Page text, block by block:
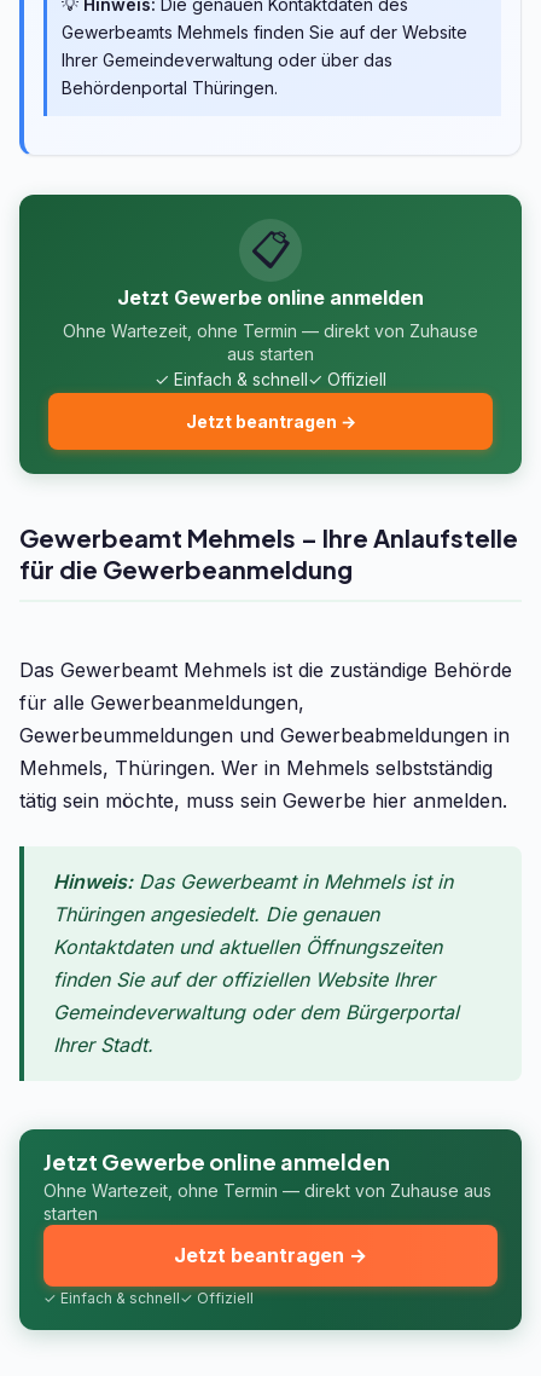
💡 Hinweis: Die genauen Kontaktdaten des
Gewerbeamts Mehmels finden Sie auf der Website
Ihrer Gemeindeverwaltung oder über das
Behördenportal Thüringen.
📋
Jetzt Gewerbe online anmelden
Ohne Wartezeit, ohne Termin — direkt von Zuhause
aus starten
✓ Einfach & schnell✓ Offiziell
Jetzt beantragen →
Gewerbeamt Mehmels – Ihre Anlaufstelle
für die Gewerbeanmeldung
Das Gewerbeamt Mehmels ist die zuständige Behörde
für alle Gewerbeanmeldungen,
Gewerbeummeldungen und Gewerbeabmeldungen in
Mehmels, Thüringen. Wer in Mehmels selbstständig
tätig sein möchte, muss sein Gewerbe hier anmelden.
Hinweis:Das Gewerbeamt in Mehmels ist in
Thüringen angesiedelt. Die genauen
Kontaktdaten und aktuellen Öffnungszeiten
finden Sie auf der offiziellen Website Ihrer
Gemeindeverwaltung oder dem Bürgerportal
Ihrer Stadt.
Jetzt Gewerbe online anmelden
Ohne Wartezeit, ohne Termin — direkt von Zuhause aus
starten
✓ Einfach & schnell✓ Offiziell
Jetzt beantragen →